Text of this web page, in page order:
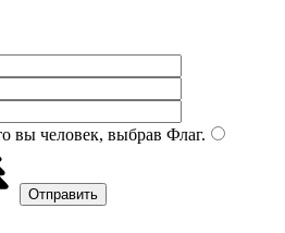
вы человек, выбрав Флаг.